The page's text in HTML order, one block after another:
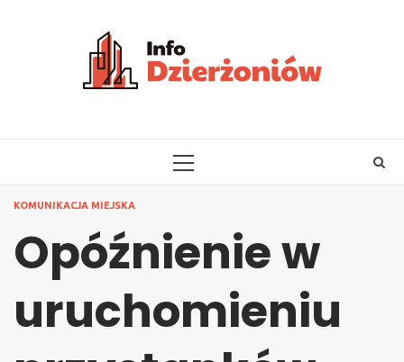
PRIMARY
KOMUNIKACJA MIEJSKA
Opóźnienie w
uruchomieniu